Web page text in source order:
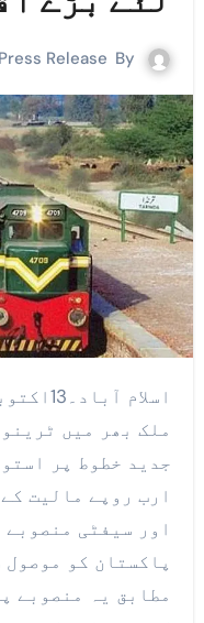
Press Release
اسلام آباد۔13اکتوبر (اے پی پی):پاکستان ریلوے
ملک بھر میں
ارب روپے مالیت
اور سیفٹی
پاکستان کو
مطابق یہ منصوبے